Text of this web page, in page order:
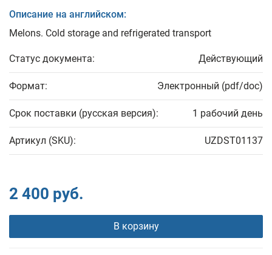
Описание на английском:
Melons. Cold storage and refrigerated transport
Статус документа: Действующий
Формат: Электронный (pdf/doc)
Срок поставки (русская версия): 1 рабочий день
Артикул (SKU): UZDST01137
2 400 руб.
В корзину